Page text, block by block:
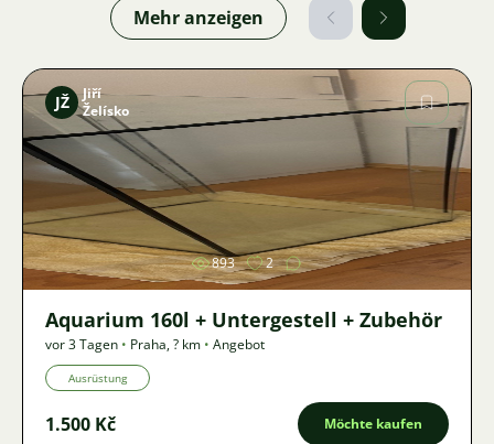
Mehr anzeigen
Bild
JŽ
Jiří
Želísko
893 2
Aquarium 160l + Untergestell + Zubehör
vor 3 Tagen • Praha,? km • Angebot
Ausrüstung
1.500 Kč Möchte kaufen